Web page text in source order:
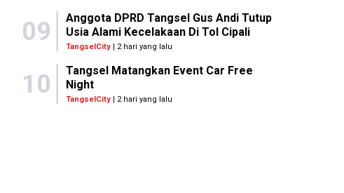
09
Anggota DPRD Tangsel Gus Andi Tutup
Usia Alami Kecelakaan Di Tol Cipali
TangselCity| 2 hari yang lalu
10
Tangsel Matangkan Event Car Free
Night
TangselCity| 2 hari yang lalu